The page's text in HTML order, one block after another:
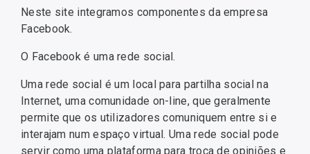
Neste site integramos componentes da empresa
Facebook.
O Facebook é uma rede social.
Uma rede social é um local para partilha social na
Internet, uma comunidade on-line, que geralmente
permite que os utilizadores comuniquem entre si e
interajam num espaço virtual. Uma rede social pode
servir como uma plataforma para troca de opiniões e